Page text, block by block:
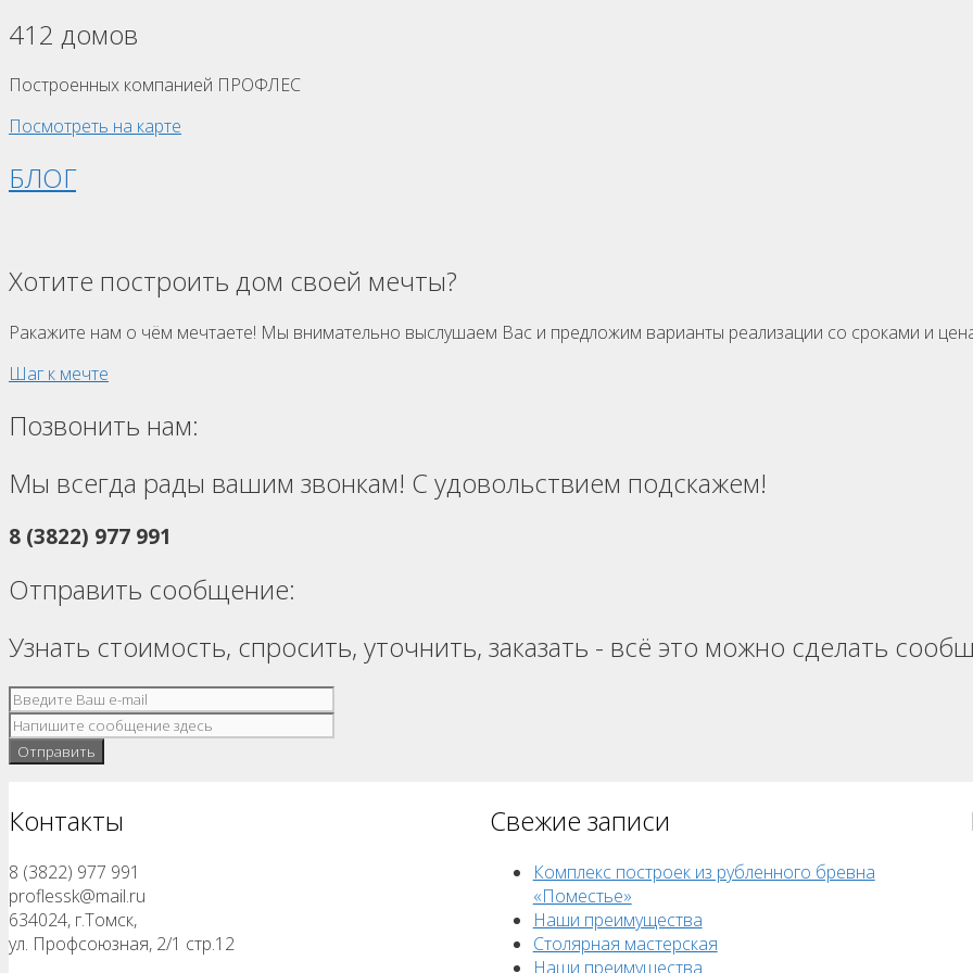
412 домов
Построенных компанией ПРОФЛЕС
Посмотреть на карте
БЛОГ
Хотите построить дом своей мечты?
Ракажите нам о чём мечтаете! Мы внимательно выслушаем Вас и предложим варианты реализации со сроками и
Шаг к мечте
Позвонить нам:
Мы всегда рады вашим звонкам! С удовольствием подскажем!
8 (3822) 977 991
Отправить сообщение:
Узнать стоимость, спросить, уточнить, заказать - всё это можно сделать
Контакты
8 (3822) 977 991
proflessk@mail.ru
634024, г.Томск,
ул. Профсоюзная, 2/1 стр.12
Свежие записи
Комплекс построек из рубленного бревна
«Поместье»
Наши преимущества
Столярная мастерская
Наши преимущества